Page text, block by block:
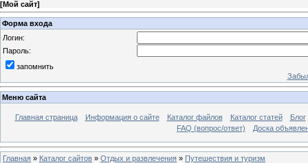
[Мой сайт]
Форма входа
Логин:
Пароль:
запомнить
Меню сайта
Главная страница Информация о сайте Каталог файлов Каталог статей
Блог
FAQ (вопрос/ответ)
Доска
Главная » Каталог сайтов » Отдых и развлечения » Путешествия и туризм